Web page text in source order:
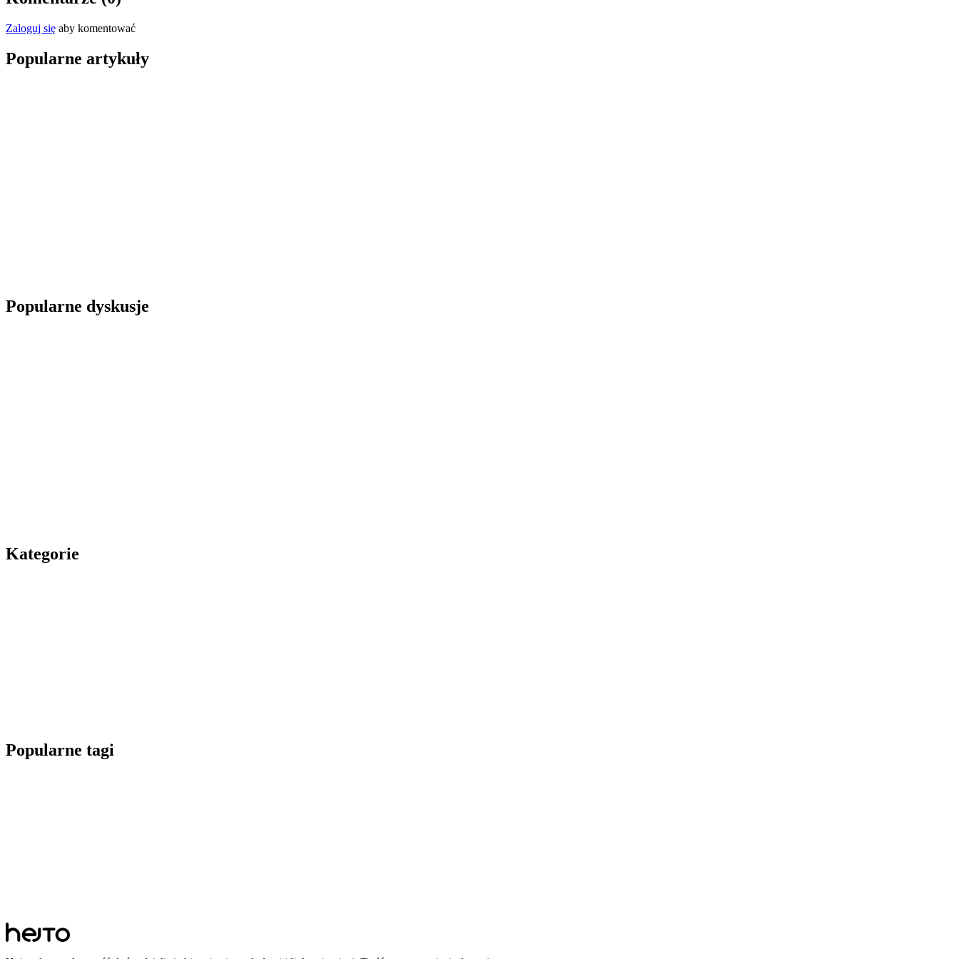
Zaloguj się aby komentować
Popularne artykuły
Popularne dyskusje
Kategorie
Popularne tagi